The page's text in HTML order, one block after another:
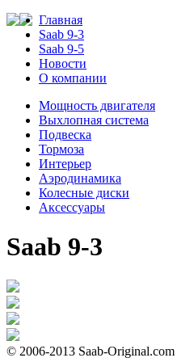
Главная
Saab 9-3
Saab 9-5
Новости
О компании
Мощность двигателя
Выхлопная система
Подвеска
Тормоза
Интерьер
Аэродинамика
Колесные диски
Аксессуары
Saab 9-3
© 2006-2013 Saab-Original.com